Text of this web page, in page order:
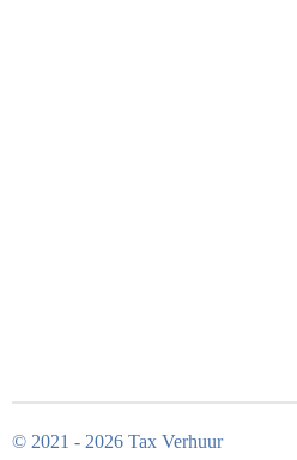
© 2021 - 2026 Tax Verhuur